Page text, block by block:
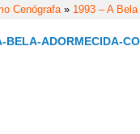
Cenógrafa» 1993 – A
ADORMECIDA-